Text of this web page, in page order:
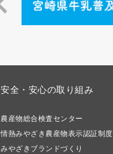
安全・安心の取り組み
農産物総合検査センター
情熱みやざき農産物表示認証制度
みやざきブランドづくり